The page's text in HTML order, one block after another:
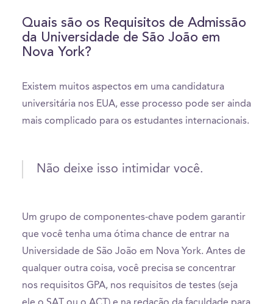
Quais são os Requisitos de Admissão
da Universidade de São João em
Nova York?
Existem muitos aspectos em uma candidatura
universitária nos EUA, esse processo pode ser ainda
mais complicado para os estudantes internacionais.
Não deixe isso intimidar você.
Um grupo de componentes-chave podem garantir
que você tenha uma ótima chance de entrar na
Universidade de São João em Nova York. Antes de
qualquer outra coisa, você precisa se concentrar
nos requisitos GPA, nos requisitos de testes (seja